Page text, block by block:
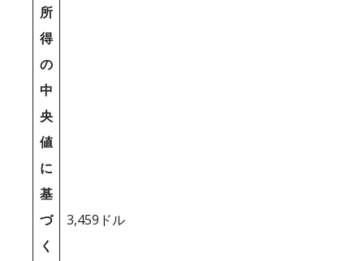
所
得
の
中
央
値
に
基
づ
く
3,459ドル